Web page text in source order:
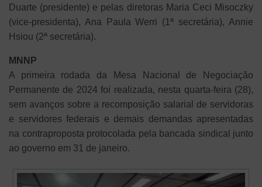
Duarte (presidente) e pelas diretoras Maria Ceci Misoczky
(vice-presidenta), Ana Paula Werri (1ª secretária), Annie
Hsiou (2ª secretária).
MNNP
A primeira rodada da Mesa Nacional de Negociação
Permanente de 2024 foi realizada, nesta quarta-feira (28),
sem avanços sobre a recomposição salarial de servidoras
e servidores federais e demais demandas apresentadas
na contraproposta protocolada pela bancada sindical junto
ao governo em 31 de janeiro.